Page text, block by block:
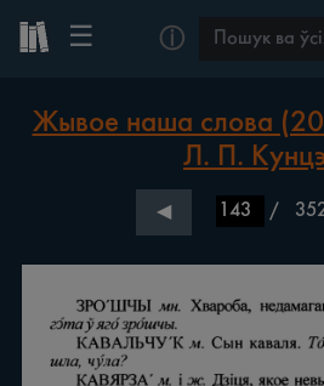
☰ ⓘ
Жывое наша слова
Л. П.
◀ /